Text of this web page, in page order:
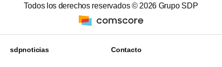
Todos los derechos reservados © 2026 Grupo SDP
sdpnoticias Contacto